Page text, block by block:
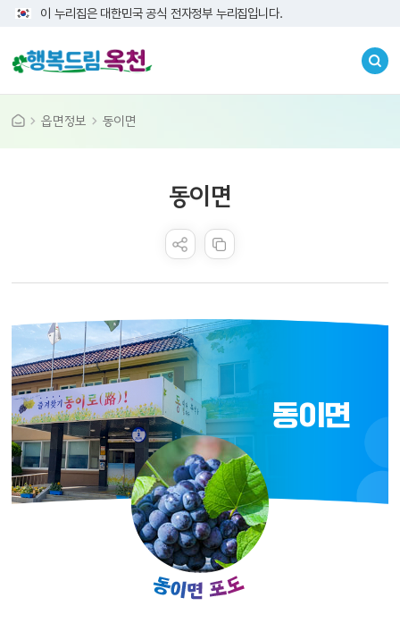
이 누리집은 대한민국 공식 전자정부 누리집입니다.
읍면정보 동이면
동이면
동이면